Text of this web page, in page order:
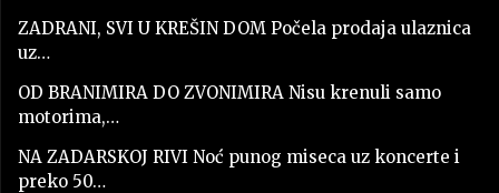
ZADRANI, SVI U KREŠIN DOM Počela prodaja ulaznica
uz…
OD BRANIMIRA DO ZVONIMIRA Nisu krenuli samo
motorima,…
NA ZADARSKOJ RIVI Noć punog miseca uz koncerte i
preko 50…